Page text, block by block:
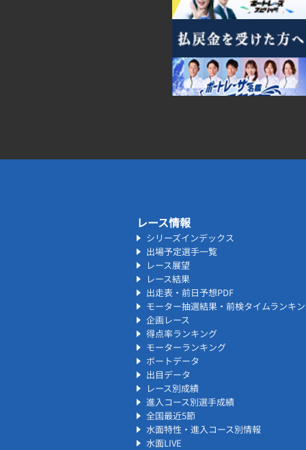
レース情報
シリーズインデックス
出場予定選手一覧
レース展望
レース結果
出走表・前日予想PDF
モーター抽選結果・前検タイムランキ
企画レース
得点率ランキング
モーターランキング
ボートデータ
出目データ
レース別成績
進入コース別選手成績
全国最近5節
水面特性・進入コース別情報
水面LIVE